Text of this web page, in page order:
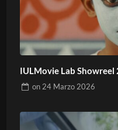
IULMovie Lab
on 24 Marzo 2026